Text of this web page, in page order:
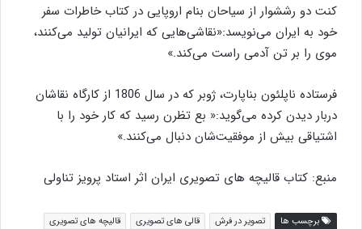
کنت دو رششوار از سیاحان بنام اروپایی در کتاب خاطرات سفر
خود به ایران می‌نویسد:«نقاشی‌هایی که ایرانیان تولید می‌کنند،
موی را بر تن آدمی راست می‌کند.»
فرستاده ناپلئون بناپارت، ژوبر که در سال 1806 از کارگاه نقاشان
دربار دیدن کرده می‌گوید:« بع تظرن رسید که کار خود را با
اشتیاقی بیش از موفقیت‌شان دنبال می‌کنند.»
منبع: کتاب قالیچه های تصویری ایران اثر استاد پرویز تناولی
برچسب ها تصویر در فرش قالی های تصویری
قالیچه های تصویری